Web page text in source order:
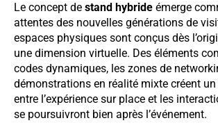
Le concept de stand hybride émerge
attentes des nouvelles générations de
espaces physiques sont conçus dès
une dimension virtuelle. Des éléments
codes dynamiques, les zones de
démonstrations en réalité mixte créent
entre l’expérience sur place et les
se poursuivront bien après l’événement.